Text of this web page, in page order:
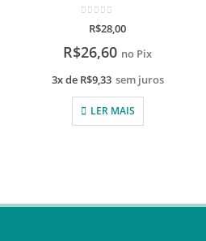
de 5
R$28,00
R$26,60 no Pix
3x de R$9,33 sem juros
LER MAIS